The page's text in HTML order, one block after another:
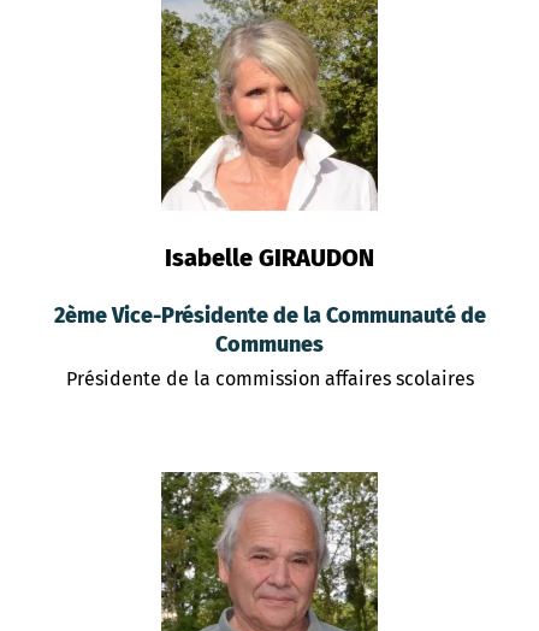
Isabelle GIRAUDON
2ème Vice-Présidente de la Communauté de
Communes
Présidente de la commission affaires scolaires